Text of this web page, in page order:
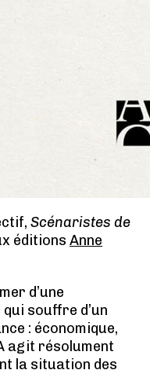
Scénaristes de
éditions Anne
d’une
souffre d’un
: économique,
agit résolument
la situation des